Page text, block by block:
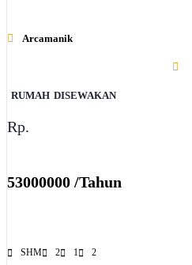
Arcamanik
RUMAH DISEWAKAN
Rp.
53000000 /Tahun
SHM 2 1 2